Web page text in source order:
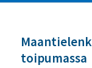
toipumassa